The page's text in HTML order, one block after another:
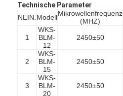
Technische Parameter
NEIN. ModellMikrowellenfrequenz
(MHZ)
1
WKS-
BLM-
12
2450±50
2
WKS-
BLM-
15
2450±50
3
WKS-
BLM-
20
2450±50